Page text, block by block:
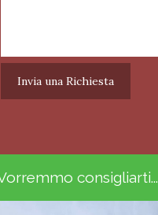
consigliarti...